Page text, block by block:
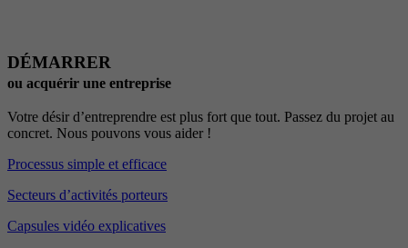
DÉMARRER
ou acquérir une entreprise
Votre désir d’entreprendre est plus fort que tout. Passez du projet au
concret. Nous pouvons vous aider !
Processus simple et efficace
Secteurs d’activités porteurs
Capsules vidéo explicatives